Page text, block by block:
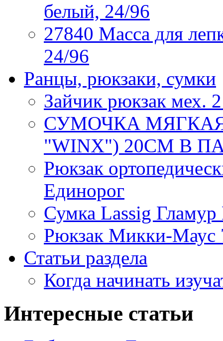
белый, 24/96
27840 Масса для
24/96
Ранцы, рюкзаки, сумки
Зайчик рюкзак мех.
СУМОЧКА
"WINX") 20СМ В
Рюкзак
Единорог
Сумка Lassig Гламур
Рюкзак Микки-Маус
Статьи раздела
Когда начинать
Интересные статьи